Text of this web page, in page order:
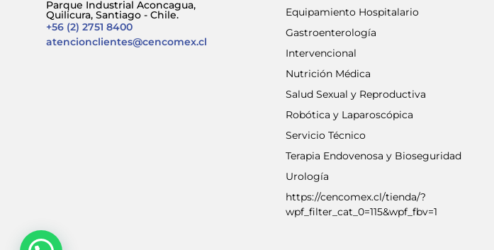
Parque Industrial Aconcagua,
Quilicura, Santiago - Chile.
+56 (2) 2751 8400
atencionclientes@cencomex.cl
Equipamiento Hospitalario
Gastroenterología
Intervencional
Nutrición Médica
Salud Sexual y Reproductiva
Robótica y Laparoscópica
Servicio Técnico
Terapia Endovenosa y Bioseguridad
Urología
https://cencomex.cl/tienda/?
wpf_filter_cat_0=115&wpf_fbv=1